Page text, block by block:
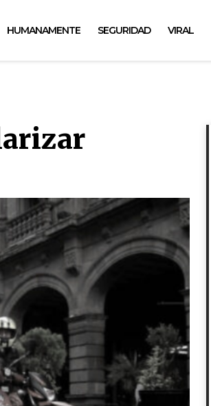
HUMANAMENTE SEGURIDAD VIRAL